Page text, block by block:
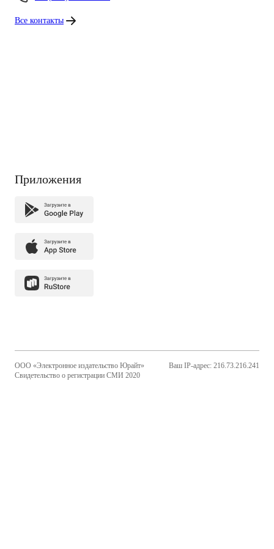
Все контакты
Приложения
ООО «Электронное издательство Юрайт»
Свидетельство о регистрации СМИ 2020
Ваш IP-адрес: 216.73.216.241